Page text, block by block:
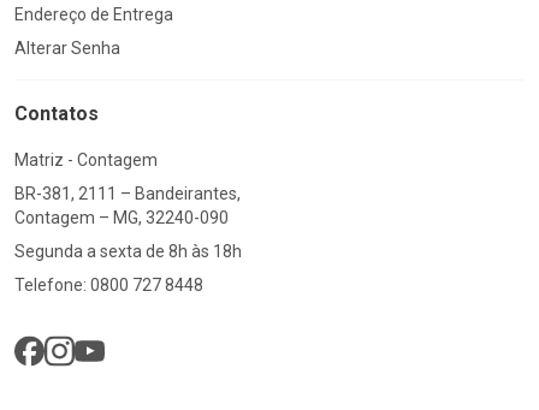
Endereço de Entrega
Alterar Senha
Contatos
Matriz - Contagem
BR-381, 2111 – Bandeirantes,
Contagem – MG, 32240-090
Segunda a sexta de 8h às 18h
Telefone: 0800 727 8448